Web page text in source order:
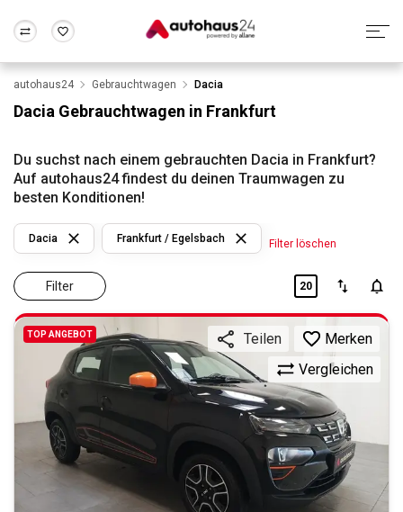
Wir bewerten dein Auto
Alle Fragen & Antworten
Rund um die Inzahlungnahme
Frankfurt Wuppertal
autohaus24 Gebrauchtwagen Dacia
Dacia Gebrauchtwagen in Frankfurt
Du suchst nach einem gebrauchten Dacia in Frankfurt?
Auf autohaus24 findest du deinen Traumwagen zu
besten Konditionen!
Filter
Dacia Frankfurt / Egelsbach Filter löschen
20
TOP ANGEBOT
Vergleichen
Teilen Merken